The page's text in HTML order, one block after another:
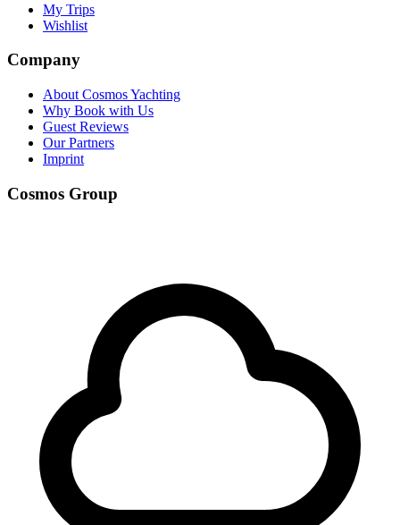
My Trips
Wishlist
Company
About Cosmos Yachting
Why Book with Us
Guest Reviews
Our Partners
Imprint
Cosmos Group